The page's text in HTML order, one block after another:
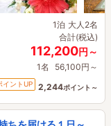
1泊 大人2名
合計(税込)
112,200円～
1名 56,100円～
イントUP 2,244ポイント～